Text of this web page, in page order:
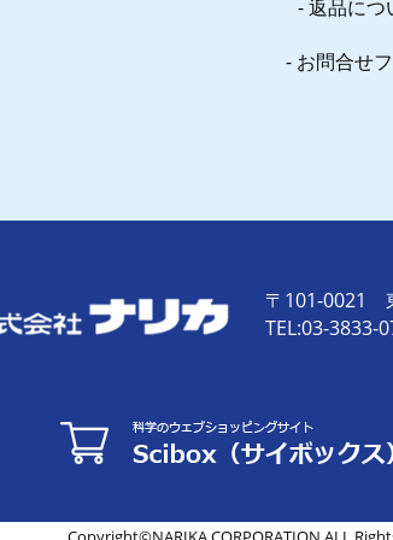
返品につ
お問合せ
〒101-0021
TEL:03-3833-